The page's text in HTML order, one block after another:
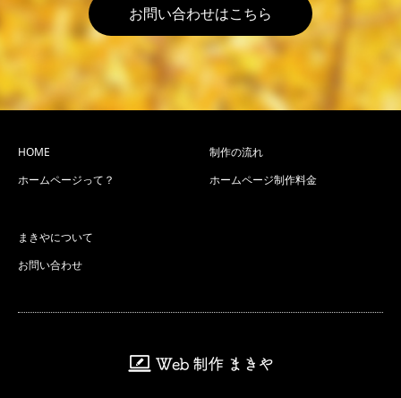
お問い合わせはこちら
HOME
ホームページって？
制作の流れ
ホームページ制作料金
まきやについて
お問い合わせ